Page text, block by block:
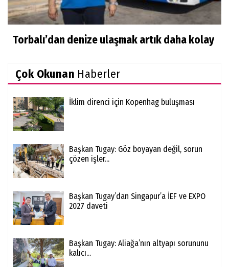
Torbalı’dan denize ulaşmak artık daha kolay
Çok Okunan Haberler
İklim direnci için Kopenhag buluşması
Başkan Tugay: Göz boyayan değil, sorun
çözen işler...
Başkan Tugay’dan Singapur’a İEF ve EXPO
2027 daveti
Başkan Tugay: Aliağa’nın altyapı sorununu
kalıcı...